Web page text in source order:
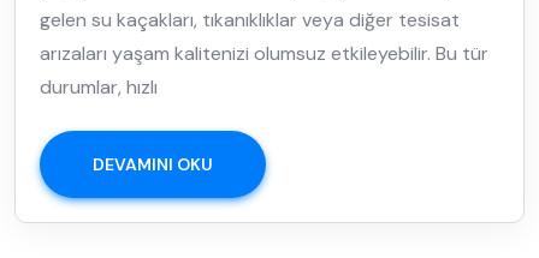
gelen su kaçakları, tıkanıklıklar veya diğer tesisat
arızaları yaşam kalitenizi olumsuz etkileyebilir. Bu tür
durumlar, hızlı
DEVAMINI OKU